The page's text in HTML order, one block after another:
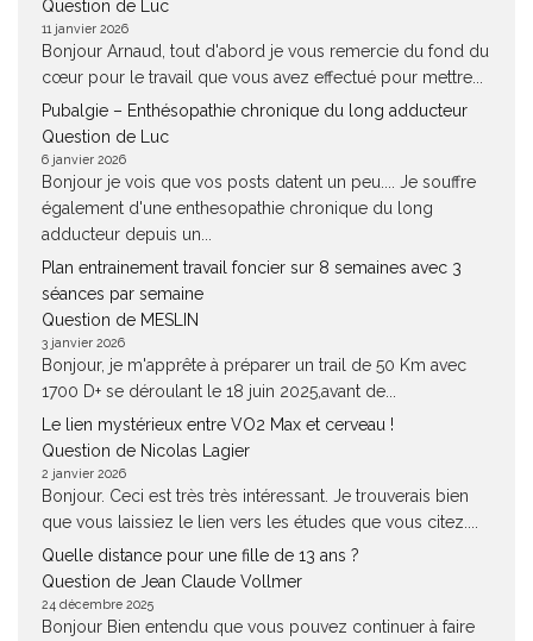
Question de Luc
11 janvier 2026
Bonjour Arnaud, tout d'abord je vous remercie du fond du
cœur pour le travail que vous avez effectué pour mettre...
Pubalgie – Enthésopathie chronique du long adducteur
Question de Luc
6 janvier 2026
Bonjour je vois que vos posts datent un peu.... Je souffre
également d'une enthesopathie chronique du long
adducteur depuis un...
Plan entrainement travail foncier sur 8 semaines avec 3
séances par semaine
Question de MESLIN
3 janvier 2026
Bonjour, je m'apprête à préparer un trail de 50 Km avec
1700 D+ se déroulant le 18 juin 2025,avant de...
Le lien mystérieux entre VO2 Max et cerveau !
Question de Nicolas Lagier
2 janvier 2026
Bonjour. Ceci est très très intéressant. Je trouverais bien
que vous laissiez le lien vers les études que vous citez....
Quelle distance pour une fille de 13 ans ?
Question de Jean Claude Vollmer
24 décembre 2025
Bonjour Bien entendu que vous pouvez continuer à faire